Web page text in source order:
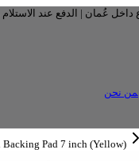
من نحن
Backing Pad 7 inch (Yellow)